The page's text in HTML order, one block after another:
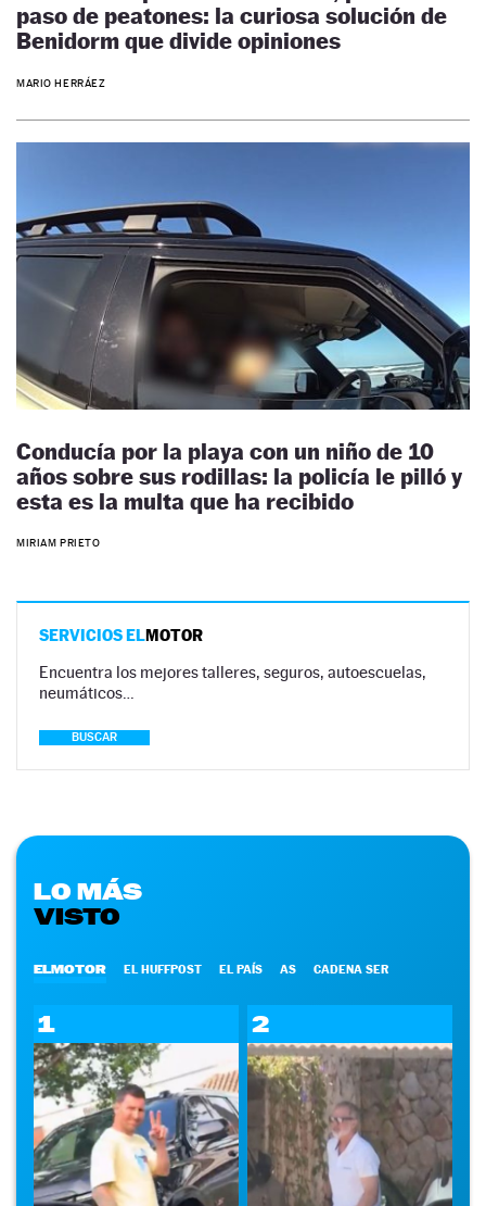
paso de peatones: la curiosa solución de
Benidorm que divide opiniones
MARIO HERRÁEZ
Conducía por la playa con un niño de 10
años sobre sus rodillas: la policía le pilló y
esta es la multa que ha recibido
MIRIAM PRIETO
SERVICIOS ELMOTOR
Encuentra los mejores talleres, seguros, autoescuelas,
neumáticos…
BUSCAR
LO MÁS
VISTO
ELMOTOR EL HUFFPOST EL PAÍS AS CADENA SER
1 2